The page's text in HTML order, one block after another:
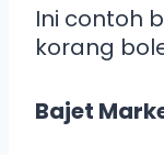
Ini contoh
korang
Bajet